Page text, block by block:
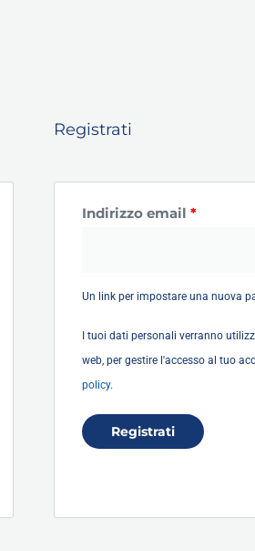
Registrati
Indirizzo email*
Un link per impostare una nuova
I tuoi dati personali verranno
web, per gestire l'accesso al tuo
policy.
Registrati